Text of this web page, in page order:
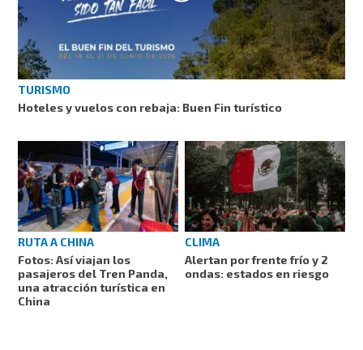
TURISMO
Hoteles y vuelos con rebaja: Buen Fin turístico
RUTA A CHINA
Fotos: Así viajan los
pasajeros del Tren Panda,
una atracción turística en
China
CLIMA
Alertan por frente frío y 2
ondas: estados en riesgo